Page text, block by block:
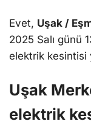
Evet, Uşak /
2025 Salı günü
elektrik kesintisi
Uşak
elektrik